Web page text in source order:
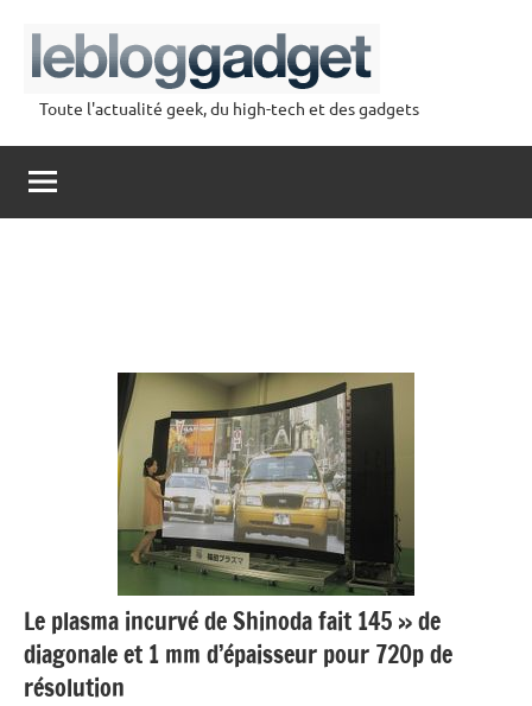
contenu
lebloggadget
Toute l'actualité geek, du high-tech et des gadgets
Le plasma incurvé de Shinoda fait 145 » de
diagonale et 1 mm d’épaisseur pour 720p de
résolution